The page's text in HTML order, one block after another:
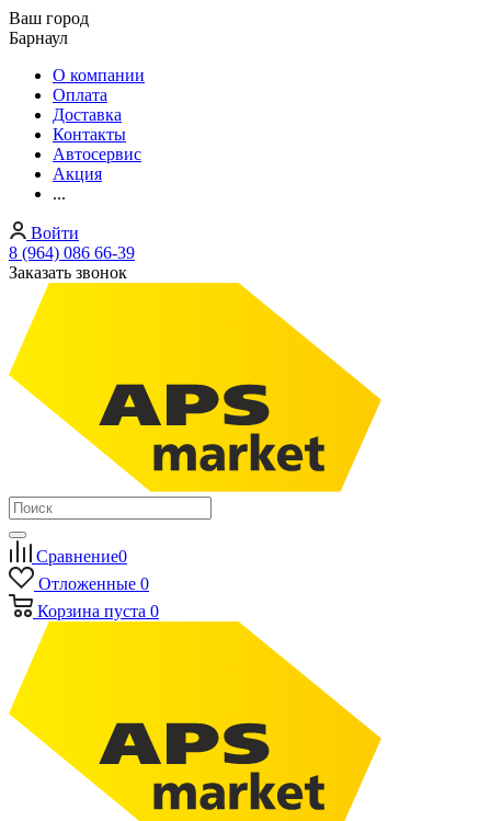
Ваш город
Барнаул
О компании
Оплата
Доставка
Контакты
Автосервис
Акция
...
Войти
8 (964) 086 66-39
Заказать звонок
Сравнение0
Отложенные 0
Корзина пуста 0